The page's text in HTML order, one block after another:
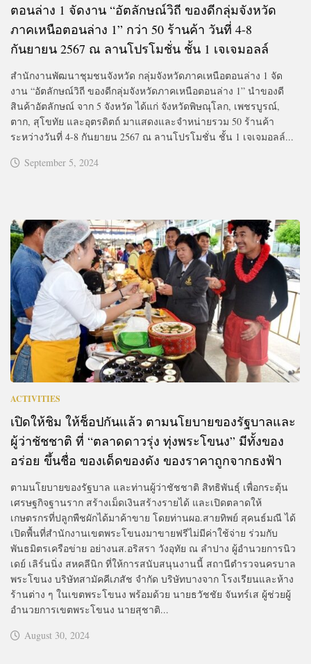
ตอนล่าง 1 จัดงาน “อัตลักษณ์วิถี ของดีกลุ่มจังหวัด
ภาคเหนือตอนล่าง 1” กว่า 50 ร้านค้า วันที่ 4-8
กันยายน 2567 ณ ลานโปรโมชั่น ชั้น 1 เจเจมอลล์
สำนักงานพัฒนาชุมชนจังหวัด กลุ่มจังหวัดภาคเหนือตอนล่าง 1 จัด
งาน “อัตลักษณ์วิถี ของดีกลุ่มจังหวัดภาคเหนือตอนล่าง 1” นำของดี
สินค้าอัตลักษณ์ จาก 5 จังหวัด ได้แก่ จังหวัดพิษณุโลก, เพชรบูรณ์,
ตาก, สุโขทัย และอุตรดิตถ์ มาแสดงและจำหน่ายรวม 50 ร้านค้า
ระหว่างวันที่ 4-8 กันยายน 2567 ณ ลานโปรโมชั่น ชั้น 1 เจเจมอลล์...
September 5, 2024
ACTIVITIES
เปิดให้ชิม ให้ช็อปกันแล้ว ตามนโยบายของรัฐบาลและ
ผู้ว่าชัชชาติ ที่ “ตลาดดาวรุ่ง ทุ่งพระโขนง” มีทั้งของ
อร่อย ขึ้นชื่อ ของเด็ดของดัง ของราคาถูกจากธงฟ้า
ตามนโยบายของรัฐบาล และท่านผู้ว่าชัชชาติ สิทธิพันธุ์ เพื่อกระตุ้น
เศรษฐกิจฐานราก สร้างเม็ดเงินสร้างรายได้ และเปิดตลาดให้
เกษตรกรที่ปลูกพืชผักได้มาค้าขาย โดยท่านผอ.สายทิพย์ สุคนธ์มณี ได้
เปิดพื้นที่สำนักงานเขตพระโขนงมาขายฟรีไม่มีค่าใช้จ่าย ร่วมกับ
พันธมิตรเครือข่าย อย่างนส.อริสรา วังอุทัย ณ ลำปาง ผู้อำนวยการนิว
เดย์ เลิร์นนิ่ง สหคลีนิก ที่ให้การสนับสนุนงานนี้ สถานีตำรวจนครบาล
พระโขนง บริษัทสามัคคีเภสัช จำกัด บริษัทบางจาก โรงเรียนและห้าง
ร้านต่าง ๆ ในเขตพระโขนง พร้อมด้วย นายธวัชชัย จันทร์เส ผู้ช่วยผู้
อำนวยการเขตพระโขนง นายสุชาติ...
August 30, 2024